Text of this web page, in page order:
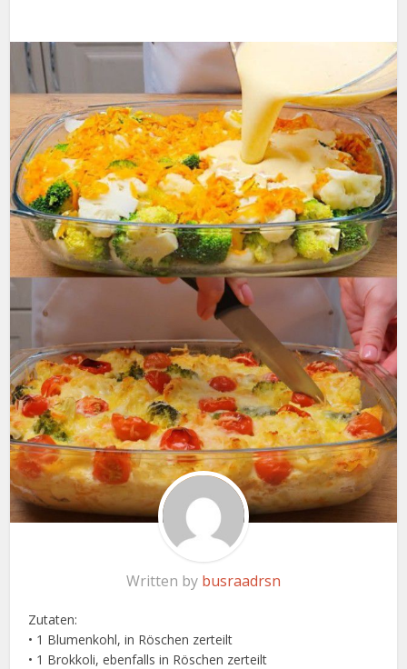
Written by busraadrsn
Zutaten:
• 1 Blumenkohl, in Röschen zerteilt
• 1 Brokkoli, ebenfalls in Röschen zerteilt